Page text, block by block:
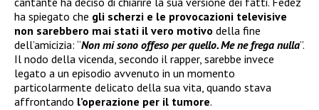
ha spiegato che gli scherzi e le provocazioni televisive
non sarebbero mai stati il vero motivo della fine
dell’amicizia: “Non mi sono offeso per quello. Me ne frega nulla”.
Il nodo della vicenda, secondo il rapper, sarebbe invece
legato a un episodio avvenuto in un momento
particolarmente delicato della sua vita, quando stava
affrontando l’operazione per il tumore.